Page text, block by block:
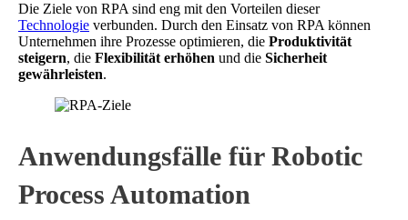
Die Ziele von RPA sind eng mit den Vorteilen dieser
Technologie verbunden. Durch den Einsatz von RPA können
Unternehmen ihre Prozesse optimieren, die Produktivität
steigern, die Flexibilität erhöhen und die Sicherheit
gewährleisten.
Anwendungsfälle für Robotic
Process Automation